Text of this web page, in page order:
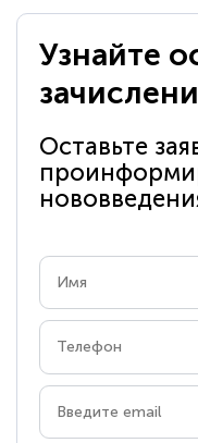
Узнайте
Оставьте